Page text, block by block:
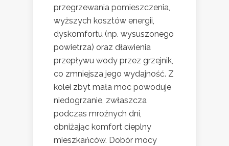
przegrzewania pomieszczenia,
wyższych kosztów energii,
dyskomfortu (np. wysuszonego
powietrza) oraz dławienia
przepływu wody przez grzejnik,
co zmniejsza jego wydajność. Z
kolei zbyt mała moc powoduje
niedogrzanie, zwłaszcza
podczas mroźnych dni,
obniżając komfort cieplny
mieszkańców. Dobór mocy